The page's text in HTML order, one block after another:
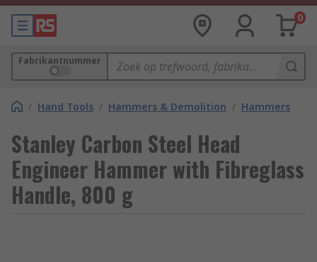
0
Fabrikantnummer
/ Hand Tools / Hammers & Demolition / Hammers
Stanley Carbon Steel Head
Engineer Hammer with Fibreglass
Handle, 800 g